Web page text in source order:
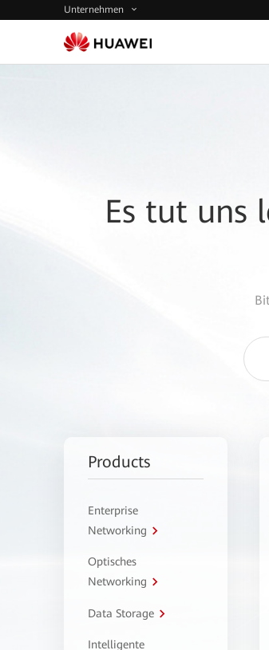
Unternehmen
Es tut uns
Products
Enterprise
Networking
Optisches
Networking
Data Storage
Intelligente